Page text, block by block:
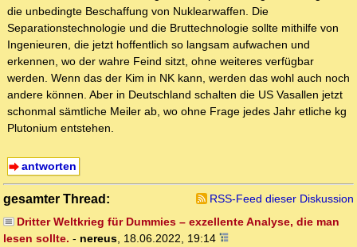
die unbedingte Beschaffung von Nuklearwaffen. Die
Separationstechnologie und die Bruttechnologie sollte mithilfe von
Ingenieuren, die jetzt hoffentlich so langsam aufwachen und
erkennen, wo der wahre Feind sitzt, ohne weiteres verfügbar
werden. Wenn das der Kim in NK kann, werden das wohl auch noch
andere können. Aber in Deutschland schalten die US Vasallen jetzt
schonmal sämtliche Meiler ab, wo ohne Frage jedes Jahr etliche kg
Plutonium entstehen.
antworten
gesamter Thread:
RSS-Feed dieser Diskussion
Dritter Weltkrieg für Dummies – exzellente Analyse, die man
lesen sollte. - nereus, 18.06.2022, 19:14